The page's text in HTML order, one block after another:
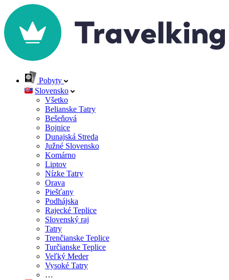
Pobyty
Slovensko
Všetko
Belianske Tatry
Bešeňová
Bojnice
Dunajská Streda
Južné Slovensko
Komárno
Liptov
Nízke Tatry
Orava
Piešťany
Podhájska
Rajecké Teplice
Slovenský raj
Tatry
Trenčianske Teplice
Turčianske Teplice
Veľký Meder
Vysoké Tatry
…